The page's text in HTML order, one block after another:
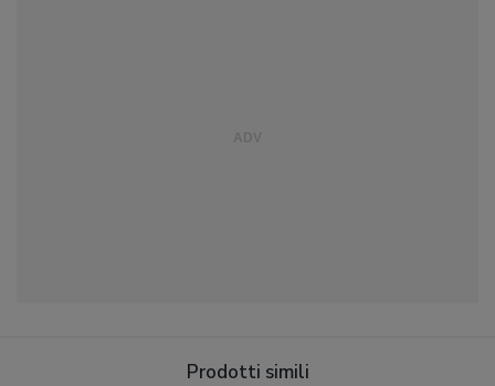
Prodotti simili